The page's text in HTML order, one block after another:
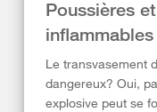
Poussières
Le transvasement
dangereux? Oui,
explosive peut se